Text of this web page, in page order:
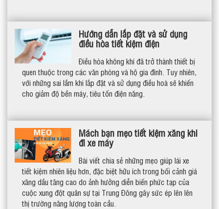
Hướng dẫn lắp đặt và sử dụng
điều hòa tiết kiệm điện
Điều hòa không khí đã trở thành thiết bị
quen thuộc trong các văn phòng và hộ gia đình. Tuy nhiên,
với những sai lầm khi lắp đặt và sử dụng điều hoà sẽ khiến
cho giảm độ bền máy, tiêu tốn điện năng.
Mách bạn mẹo tiết kiệm xăng khi
đi xe máy
Bài viết chia sẻ những mẹo giúp lái xe
tiết kiệm nhiên liệu hơn, đặc biệt hữu ích trong bối cảnh giá
xăng dầu tăng cao do ảnh hưởng diễn biến phức tạp của
cuộc xung đột quân sự tại Trung Đông gây sức ép lên lên
thị trường năng lượng toàn cầu.